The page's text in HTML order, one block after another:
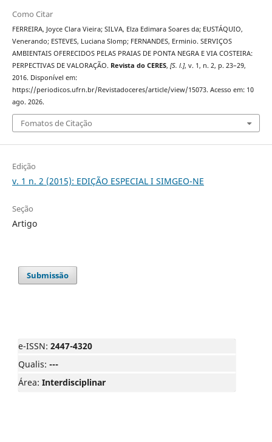
Como Citar
FERREIRA, Joyce Clara Vieira; SILVA, Elza Edimara Soares da; EUSTÁQUIO,
Venerando; ESTEVES, Luciana Slomp; FERNANDES, Erminio. SERVIÇOS
AMBIENTAIS OFERECIDOS PELAS PRAIAS DE PONTA NEGRA E VIA COSTEIRA:
PERPECTIVAS DE VALORAÇÃO. Revista do CERES, [S. l.], v. 1, n. 2, p. 23–29,
2016. Disponível em:
https://periodicos.ufrn.br/Revistadoceres/article/view/15073. Acesso em: 10
ago. 2026.
Fomatos de Citação
Edição
v. 1 n. 2 (2015): EDIÇÃO ESPECIAL I SIMGEO-NE
Seção
Artigo
Submissão
e-ISSN: 2447-4320
Qualis: ---
Área: Interdisciplinar